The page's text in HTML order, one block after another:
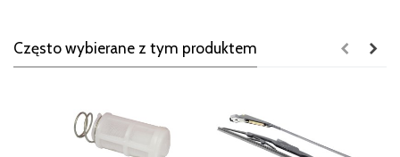
Często wybierane z tym produktem